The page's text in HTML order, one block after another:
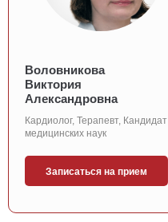
Воловникова
Виктория
Александровна
Кардиолог, Терапевт, Кандидат
медицинских наук
Записаться на прием